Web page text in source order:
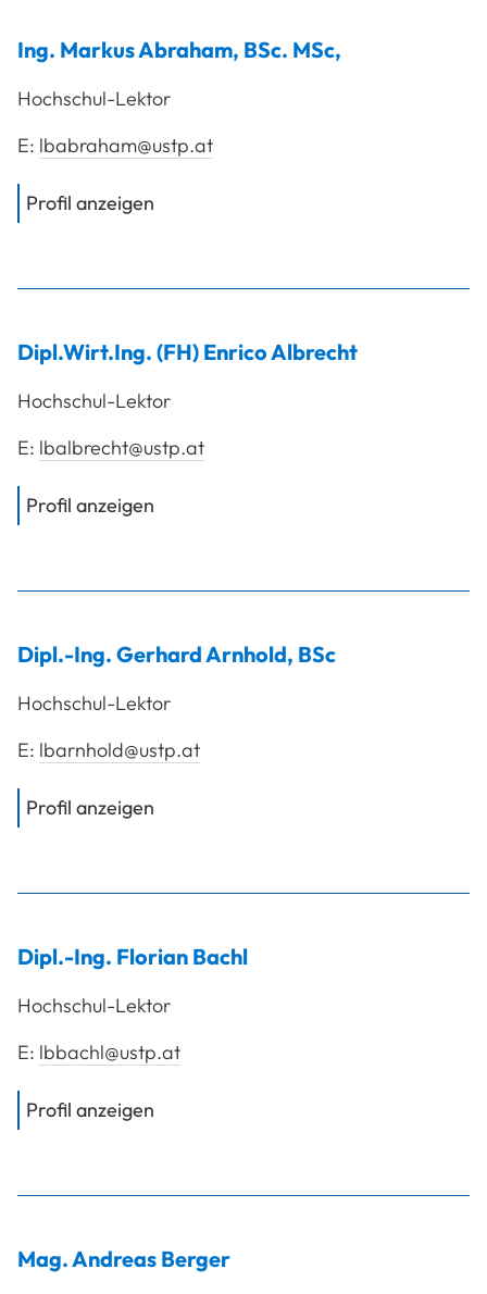
Ing. MarkusAbraham, BSc. MSc,
Hochschul-Lektor
E: lbabraham@ustp.at
Profil anzeigen
Dipl.Wirt.Ing. (FH) EnricoAlbrecht
Hochschul-Lektor
E: lbalbrecht@ustp.at
Profil anzeigen
Dipl.-Ing. GerhardArnhold, BSc
Hochschul-Lektor
E: lbarnhold@ustp.at
Profil anzeigen
Dipl.-Ing. Florian Bachl
Hochschul-Lektor
E: lbbachl@ustp.at
Profil anzeigen
Mag.Andreas Berger